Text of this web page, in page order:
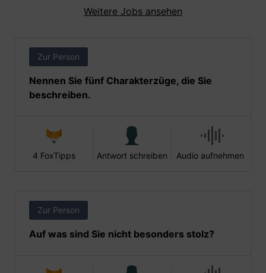
Weitere Jobs ansehen
Zur Person
Nennen Sie fünf Charakterzüge, die Sie
beschreiben.
4 FoxTipps Antwort schreiben Audio aufnehmen
Zur Person
Auf was sind Sie nicht besonders stolz?